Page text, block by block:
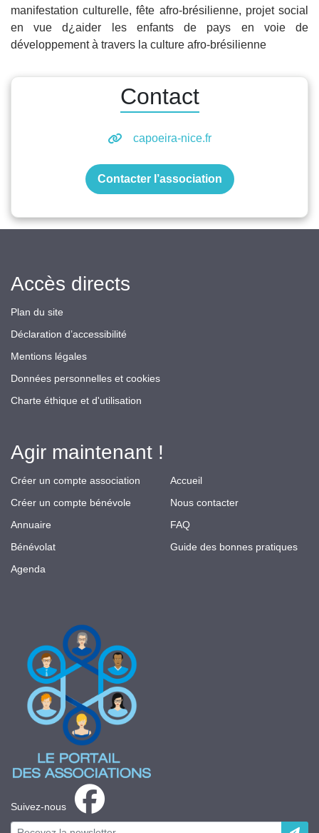
manifestation culturelle, fête afro-brésilienne, projet social
en vue d¿aider les enfants de pays en voie de
développement à travers la culture afro-brésilienne
Contact
capoeira-nice.fr
Contacter l’association
Suivez-nous
Accès directs
Plan du site
Déclaration d’accessibilité
Mentions légales
Données personnelles et cookies
Charte éthique et d'utilisation
Agir maintenant !
Créer un compte association
Créer un compte bénévole
Annuaire
Bénévolat
Agenda
Accueil
Nous contacter
FAQ
Guide des bonnes pratiques